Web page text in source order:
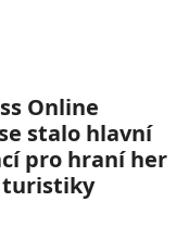
Online
stalo hlavní
pro hraní her
turistiky